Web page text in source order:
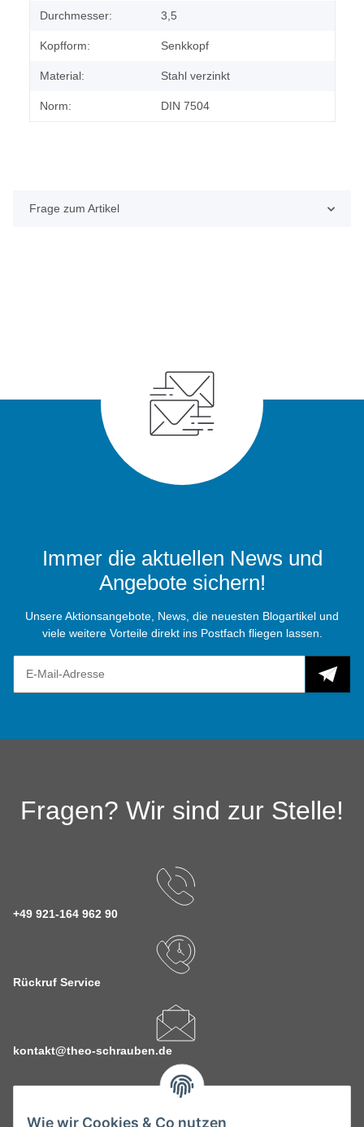
Wie wir Cookies & Co nutzen
Durchmesser: 3,5
Kopfform: Senkkopf
Material: Stahl verzinkt
Norm: DIN 7504
Frage zum Artikel
Immer die aktuellen News und
Angebote sichern!
Unsere Aktionsangebote, News, die neuesten Blogartikel und
viele weitere Vorteile direkt ins Postfach fliegen lassen.
Fragen? Wir sind zur Stelle!
+49 921-164 962 90
Rückruf Service
kontakt@theo-schrauben.de